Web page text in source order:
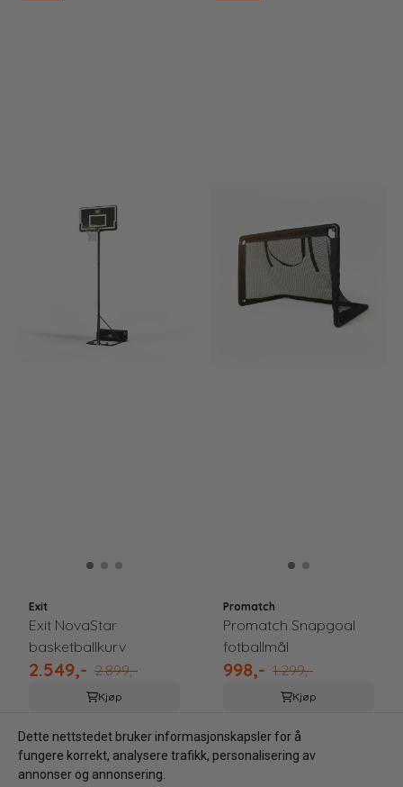
Exit
Exit NovaStar
basketballkurv
2.549,- 2.899,-
Kjøp
Promatch
Promatch Snapgoal
fotballmål
998,- 1.299,-
Kjøp
Dette nettstedet bruker informasjonskapsler for å
fungere korrekt, analysere trafikk, personalisering av
annonser og annonsering.